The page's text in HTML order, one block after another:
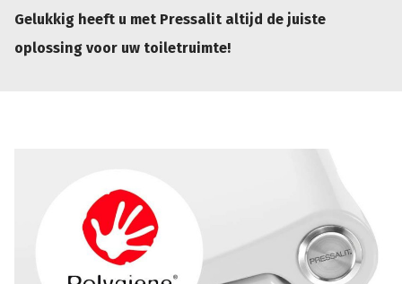
Gelukkig heeft u met Pressalit altijd de juiste
oplossing voor uw toiletruimte!